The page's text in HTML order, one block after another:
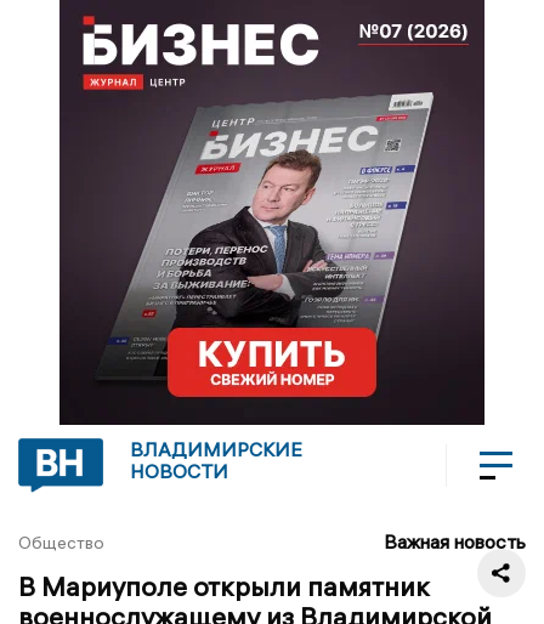
ВЛАДИМИРСКИЕ
НОВОСТИ
Общество Важная новость
В Мариуполе открыли памятник
военнослужащему из Владимирской